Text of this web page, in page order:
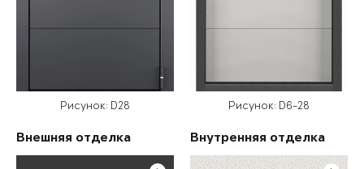
Рисунок: D28
Внешняя отделка
Рисунок: D6-28
Внутренняя отделка